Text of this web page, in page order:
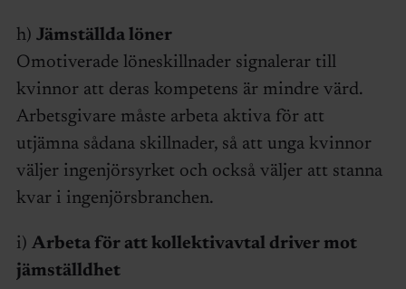
h) Jämställda löner
Omotiverade löneskillnader signalerar till
kvinnor att deras kompetens är mindre värd.
Arbetsgivare måste arbeta aktiva för att
utjämna sådana skillnader, så att unga kvinnor
väljer ingenjörsyrket och också väljer att stanna
kvar i ingenjörsbranchen.
i) Arbeta för att kollektivavtal driver mot
jämställdhet